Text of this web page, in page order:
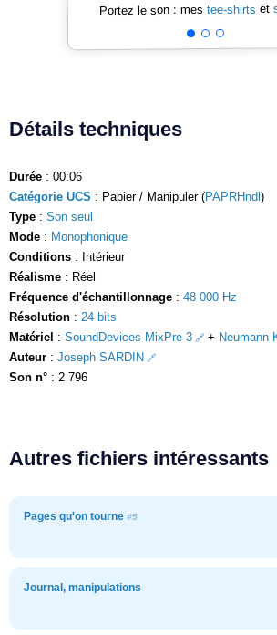
Portez le son : mes tee-shirts et
Détails techniques
Durée : 00:06
Catégorie UCS : Papier / Manipuler (PAPRHndl )
Type : Son seul
Mode : Monophonique
Conditions : Intérieur
Réalisme : Réel
Fréquence d'échantillonnage : 48 000 Hz
Résolution : 24 bits
Matériel : SoundDevices MixPre-3 + Neumann
Auteur : Joseph SARDIN
Son n° : 2 796
Autres fichiers intéressants
Pages qu'on tourne #5
Journal, manipulations